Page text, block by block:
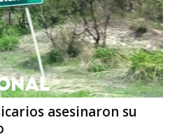
asesinaron su